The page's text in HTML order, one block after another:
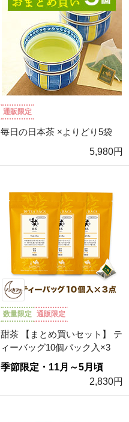
通販限定
毎日の日本茶 ×よりどり5袋
5,980円
数量限定 通販限定
甜茶 【まとめ買いセット】 テ
ィーバッグ10個パック入×3
季節限定・11月～5月頃
2,830円